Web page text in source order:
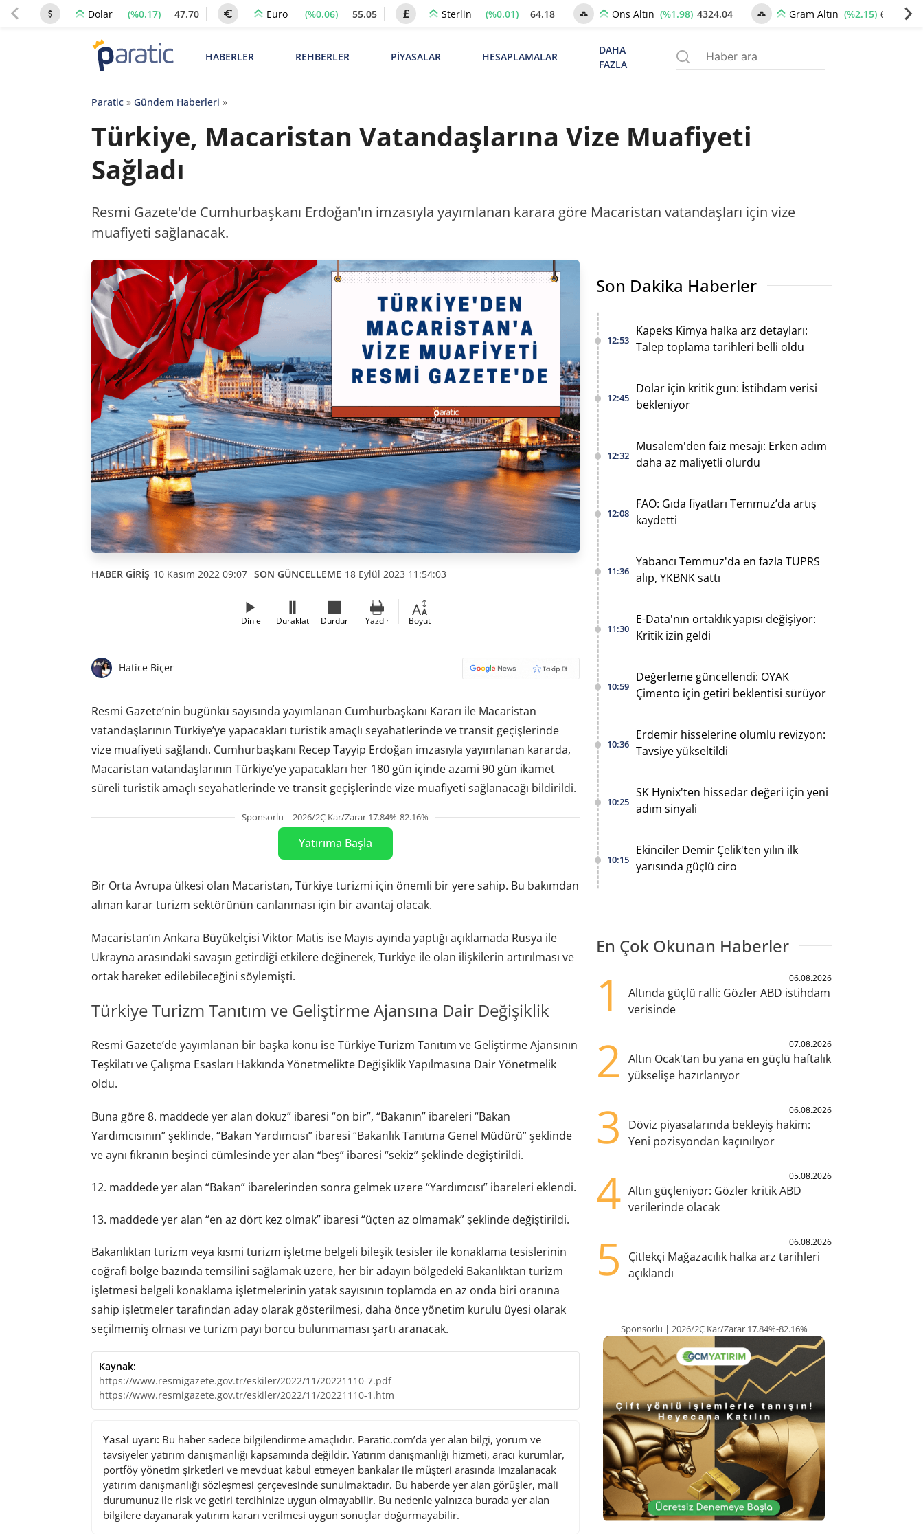
Dolar (%0.17) 47.70 Euro (%0.06) 55.05 Sterlin (%0.01) 64.18 Ons Altın (%1.98) 4324.04 Gram Altın (%2.15) 6632.47
HABERLER REHBERLER PİYASALAR HESAPLAMALAR
DAHA
FAZLA
Paratic» Gündem Haberleri »
Türkiye, Macaristan Vatandaşlarına Vize Muafiyeti
Sağladı
Resmi Gazete'de Cumhurbaşkanı Erdoğan'ın imzasıyla yayımlanan karara göre Macaristan vatandaşları için vize
muafiyeti sağlanacak.
HABER GİRİŞ 10 Kasım 2022 09:07 SON GÜNCELLEME 18 Eylül 2023 11:54:03
Dinle Duraklat Durdur Yazdır Boyut
Hatice Biçer
Resmi Gazete’nin bugünkü sayısında yayımlanan Cumhurbaşkanı Kararı ile Macaristan
vatandaşlarının Türkiye’ye yapacakları turistik amaçlı seyahatlerinde ve transit geçişlerinde
vize muafiyeti sağlandı. Cumhurbaşkanı Recep Tayyip Erdoğan imzasıyla yayımlanan kararda,
Macaristan vatandaşlarının Türkiye’ye yapacakları her 180 gün içinde azami 90 gün ikamet
süreli turistik amaçlı seyahatlerinde ve transit geçişlerinde vize muafiyeti sağlanacağı bildirildi.
Sponsorlu | 2026/2Ç Kar/Zarar 17.84%-82.16%
Yatırıma Başla
Bir Orta Avrupa ülkesi olan Macaristan, Türkiye turizmi için önemli bir yere sahip. Bu bakımdan
alınan karar turizm sektörünün canlanması için bir avantaj olacak.
Macaristan’ın Ankara Büyükelçisi Viktor Matis ise Mayıs ayında yaptığı açıklamada Rusya ile
Ukrayna arasındaki savaşın getirdiği etkilere değinerek, Türkiye ile olan ilişkilerin artırılması ve
ortak hareket edilebileceğini söylemişti.
Türkiye Turizm Tanıtım ve Geliştirme Ajansına Dair Değişiklik
Resmi Gazete’de yayımlanan bir başka konu ise Türkiye Turizm Tanıtım ve Geliştirme Ajansının
Teşkilatı ve Çalışma Esasları Hakkında Yönetmelikte Değişiklik Yapılmasına Dair Yönetmelik
oldu.
Buna göre 8. maddede yer alan dokuz” ibaresi “on bir”, “Bakanın” ibareleri “Bakan
Yardımcısının” şeklinde, “Bakan Yardımcısı” ibaresi “Bakanlık Tanıtma Genel Müdürü” şeklinde
ve aynı fıkranın beşinci cümlesinde yer alan “beş” ibaresi “sekiz” şeklinde değiştirildi.
12. maddede yer alan “Bakan” ibarelerinden sonra gelmek üzere “Yardımcısı” ibareleri eklendi.
13. maddede yer alan “en az dört kez olmak” ibaresi “üçten az olmamak” şeklinde değiştirildi.
Bakanlıktan turizm veya kısmi turizm işletme belgeli bileşik tesisler ile konaklama tesislerinin
coğrafi bölge bazında temsilini sağlamak üzere, her bir adayın bölgedeki Bakanlıktan turizm
işletmesi belgeli konaklama işletmelerinin yatak sayısının toplamda en az onda biri oranına
sahip işletmeler tarafından aday olarak gösterilmesi, daha önce yönetim kurulu üyesi olarak
seçilmemiş olması ve turizm payı borcu bulunmaması şartı aranacak.
Kaynak:
https://www.resmigazete.gov.tr/eskiler/2022/11/20221110-7.pdf
https://www.resmigazete.gov.tr/eskiler/2022/11/20221110-1.htm
Yasal uyarı: Bu haber sadece bilgilendirme amaçlıdır. Paratic.com’da yer alan bilgi, yorum ve
tavsiyeler yatırım danışmanlığı kapsamında değildir. Yatırım danışmanlığı hizmeti, aracı kurumlar,
portföy yönetim şirketleri ve mevduat kabul etmeyen bankalar ile müşteri arasında imzalanacak
yatırım danışmanlığı sözleşmesi çerçevesinde sunulmaktadır. Bu haberde yer alan görüşler, mali
durumunuz ile risk ve getiri tercihinize uygun olmayabilir. Bu nedenle yalnızca burada yer alan
bilgilere dayanarak yatırım kararı verilmesi uygun sonuçlar doğurmayabilir.
Son Dakika Haberler
12:53
Kapeks Kimya halka arz detayları:
Talep toplama tarihleri belli oldu
12:45
Dolar için kritik gün: İstihdam verisi
bekleniyor
12:32
Musalem'den faiz mesajı: Erken adım
daha az maliyetli olurdu
12:08
FAO: Gıda fiyatları Temmuz’da artış
kaydetti
11:36
Yabancı Temmuz'da en fazla TUPRS
alıp, YKBNK sattı
11:30
E-Data'nın ortaklık yapısı değişiyor:
Kritik izin geldi
10:59
Değerleme güncellendi: OYAK
Çimento için getiri beklentisi sürüyor
10:36
Erdemir hisselerine olumlu revizyon:
Tavsiye yükseltildi
10:25
SK Hynix'ten hissedar değeri için yeni
adım sinyali
10:15
Ekinciler Demir Çelik'ten yılın ilk
yarısında güçlü ciro
En Çok Okunan Haberler
1 06.08.2026
Altında güçlü ralli: Gözler ABD istihdam
verisinde
2 07.08.2026
Altın Ocak'tan bu yana en güçlü haftalık
yükselişe hazırlanıyor
3 06.08.2026
Döviz piyasalarında bekleyiş hakim:
Yeni pozisyondan kaçınılıyor
4 05.08.2026
Altın güçleniyor: Gözler kritik ABD
verilerinde olacak
5 06.08.2026
Çitlekçi Mağazacılık halka arz tarihleri
açıklandı
Sponsorlu | 2026/2Ç Kar/Zarar 17.84%-82.16%